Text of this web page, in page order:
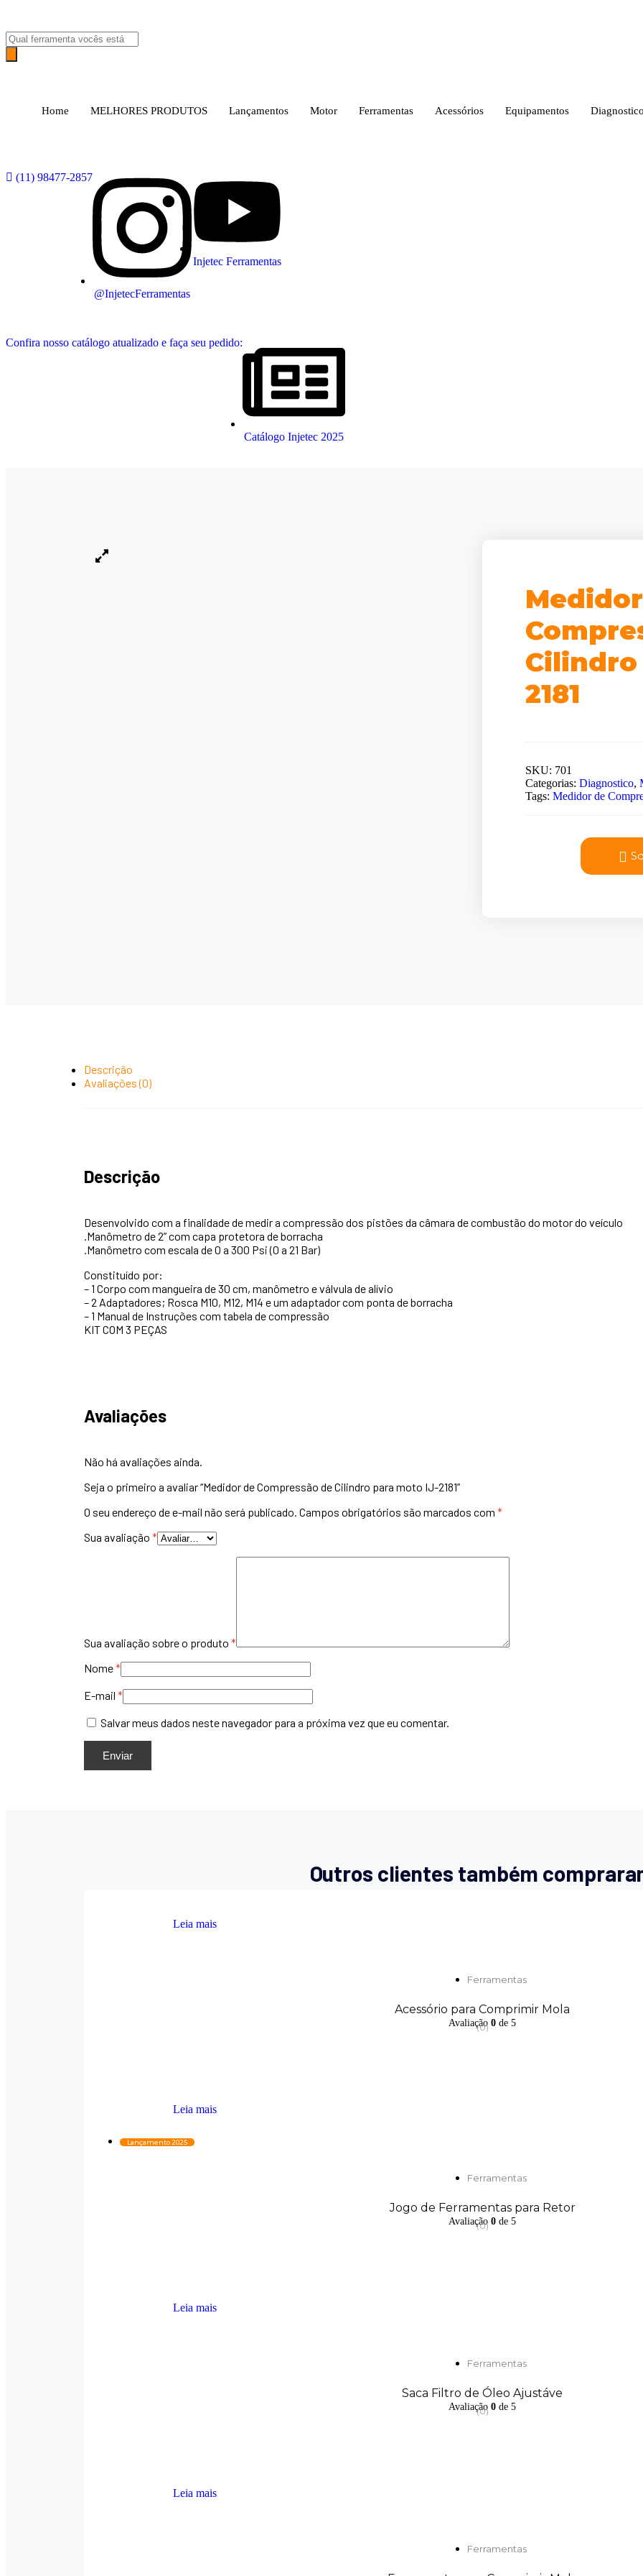
Home MELHORES PRODUTOS Lançamentos Motor Ferramentas Acessórios Equipamentos
(11) 98477-2857
@InjetecFerramentas
Injetec Ferramentas
Confira nosso catálogo atualizado e faça seu pedido:
Catálogo Injetec 2025
Cilindro
2181
SKU: 701
Categorias: Diagnostico,
Tags: Medidor de
Descrição
Avaliações (0)
Descrição
Desenvolvido com a finalidade de medir a compressão dos pistões da câmara de combustão do motor do veículo
.Manômetro de 2” com capa protetora de borracha
.Manômetro com escala de 0 a 300 Psi (0 a 21 Bar)
Constituído por:
– 1 Corpo com mangueira de 30 cm, manômetro e válvula de alívio
– 2 Adaptadores; Rosca M10, M12, M14 e um adaptador com ponta de borracha
– 1 Manual de Instruções com tabela de compressão
KIT COM 3 PEÇAS
Avaliações
Não há avaliações ainda.
Seja o primeiro a avaliar “Medidor de Compressão de Cilindro para moto IJ-2181”
O seu endereço de e-mail não será publicado. Campos obrigatórios são marcados com *
Sua avaliação *
Sua avaliação sobre o produto *
Nome*
E-mail *
Salvar meus dados neste navegador para a próxima vez que eu comentar.
Outros clientes também
Leia mais
Ferramentas
Acessório para Comprimir Mola
Avaliação 0 de 5
(0)
Leia mais
Lançamento 2025
Ferramentas
Jogo de Ferramentas para Retor
Avaliação 0 de 5
(0)
Leia mais
Ferramentas
Saca Filtro de Óleo Ajustáve
Avaliação 0 de 5
(0)
Leia mais
Ferramentas